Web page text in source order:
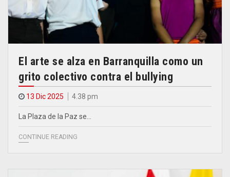
El arte se alza en Barranquilla como un
grito colectivo contra el bullying
13 Dic 2025 4.38 pm
La Plaza de la Paz se…
CONTINUE READING